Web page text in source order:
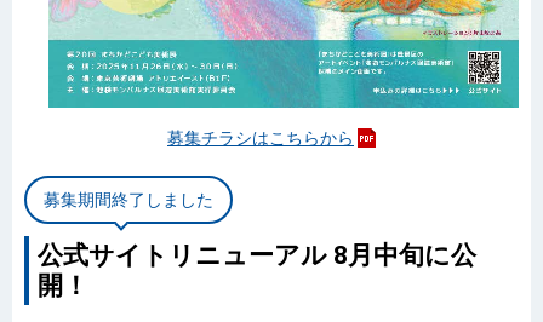
募集チラシはこちらから
募集期間終了しました
公式サイトリニューアル 8月中旬に公
開！